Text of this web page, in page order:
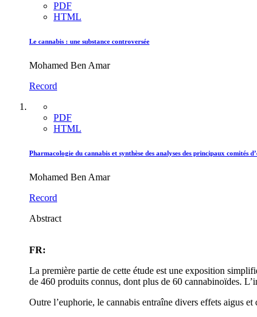
PDF
HTML
Le cannabis : une substance controversée
Mohamed Ben Amar
Record
PDF
HTML
Pharmacologie du cannabis et synthèse des analyses des principaux comités
Mohamed Ben Amar
Record
Abstract
FR:
La première partie de cette étude est une exposition
de 460 produits connus, dont plus de 60 cannabinoïdes.
Outre l’euphorie, le cannabis entraîne divers effets aigus